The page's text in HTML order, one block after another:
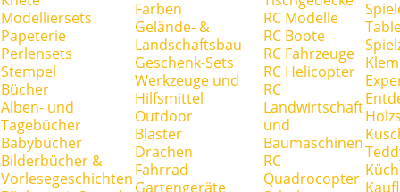
Modelliersets
Papeterie
Perlensets
Stempel
Bücher
Alben- und
Tagebücher
Babybücher
Bilderbücher &
Vorlesegeschichten
Farben
Gelände- &
Landschaftsbau
Geschenk-Sets
Werkzeuge und
Hilfsmittel
Outdoor
Blaster
Drachen
Fahrrad
Gartengeräte
RC Modelle
RC Boote
RC Fahrzeuge
RC Helicopter
RC
Landwirtschaft
und
Baumaschinen
RC
Quadrocopter